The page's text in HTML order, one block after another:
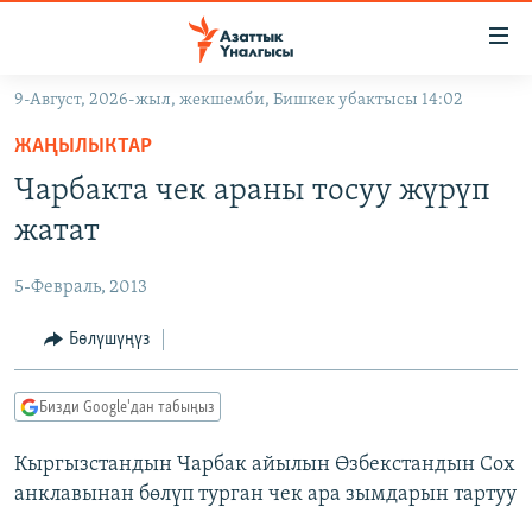
Навигацияга
өтүңүз
Издөөгө
салыңыз
КЫРГЫЗСТАН
КЫРГЫЗСТАН
ЭКОНОМИКА
МАДАНИЯТ
ДҮЙНӨ
БОРБОР АЗИЯ
АТАЙЫН ИЛИКТӨӨ
ТВ ПРОГРАММАЛАР
ЭКСПЕРТТЕР ТАЛДАЙТ
БИЗ ЖАНА ДҮЙНӨ
ӨЗГӨЧӨ ПИКИР
Русский
9-Август, 2026-жыл, жекшемби, Бишкек убактысы 14:02
ЖАҢЫЛЫКТАР
Чарбакта чек араны тосуу жүрүп
жатат
5-Февраль, 2013
Бөлүшүңүз
Бизди Google'дан табыңыз
Кыргызстандын Чарбак айылын Өзбекстандын Сох
анклавынан бөлүп турган чек ара зымдарын тартуу